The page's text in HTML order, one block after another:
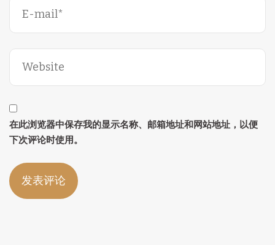
在此浏览器中保存我的显示名称、邮箱地址和网站地址，以便
下次评论时使用。